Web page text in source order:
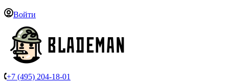
Войти
+7 (495) 204-18-01